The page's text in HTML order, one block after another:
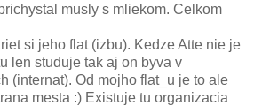
musly s mliekom. Celkom
si jeho flat (izbu). Kedze Atte nie je
len studuje tak aj on byva v
(internat). Od mojho flat_u je to ale
mesta :) Existuje tu organizacia